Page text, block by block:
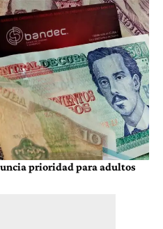
prioridad para adultos